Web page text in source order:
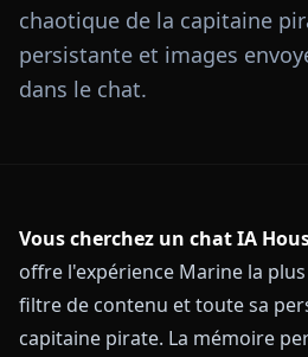
chaotique de la capitaine
persistante et images
dans le chat.
Vous cherchez un chat IA
offre l'expérience Marine la
filtre de contenu et toute sa
capitaine pirate. La mémoire